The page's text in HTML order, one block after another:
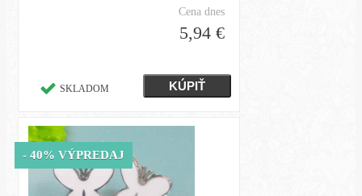
Cena dnes
5,94 €
SKLADOM
- 40% VÝPREDAJ